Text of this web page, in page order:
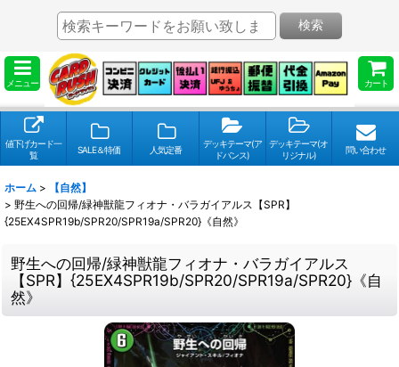
メニュー カート
検索
値下げカード一
覧
SALE＆特価 人気定番
デッキテーマ(ア
ドバンス)
デッキテーマ(オ
リジナル)
問い合わせ
ホーム >
【自然】
> 野生への回帰/緑神獣龍フィオナ・バラガイアルス【SPR】
{25EX4SPR19b/SPR20/SPR19a/SPR20}《自然》
野生への回帰/緑神獣龍フィオナ・バラガイアルス
【SPR】{25EX4SPR19b/SPR20/SPR19a/SPR20}《自
然》